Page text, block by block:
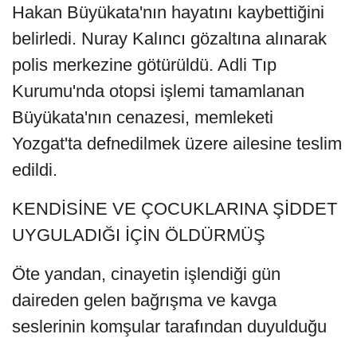
Hakan Büyükata'nın hayatını kaybettiğini
belirledi. Nuray Kalıncı gözaltına alınarak
polis merkezine götürüldü. Adli Tıp
Kurumu'nda otopsi işlemi tamamlanan
Büyükata'nın cenazesi, memleketi
Yozgat'ta defnedilmek üzere ailesine teslim
edildi.
KENDİSİNE VE ÇOCUKLARINA ŞİDDET
UYGULADIĞI İÇİN ÖLDÜRMÜŞ
Öte yandan, cinayetin işlendiği gün
daireden gelen bağrışma ve kavga
seslerinin komşular tarafından duyulduğu